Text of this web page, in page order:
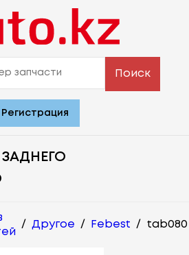
Поиск
Регистрация
/ Другое / Febest / tab080